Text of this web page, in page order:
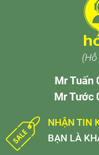
Mr Tuấn
Mr Tước
NHẬN TIN
BẠN LÀ